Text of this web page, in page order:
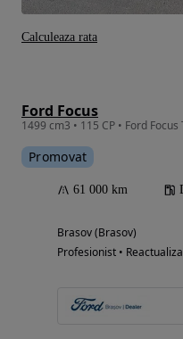
Ford Focus
1499 cm3 • 115 CP • Ford
Promovat
61 000 km
Brasov (Brasov)
Profesionist •
Calculeaza rata